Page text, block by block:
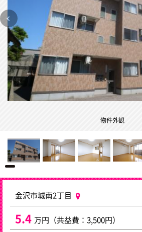
物件外観
金沢市城南2丁目
5.4 万円（共益費：3,500円）